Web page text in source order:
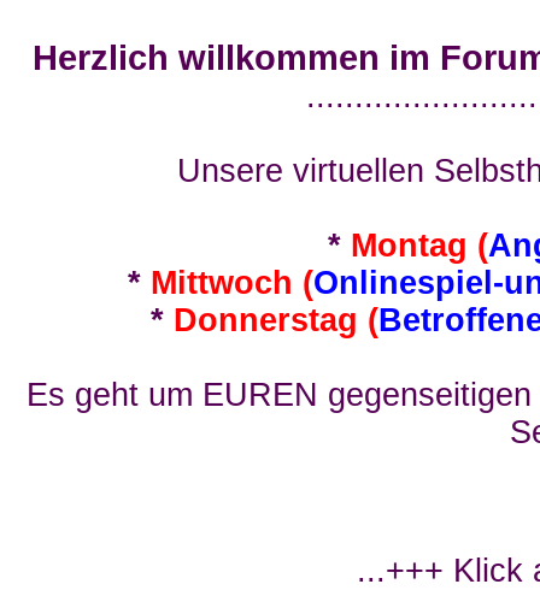
Herzlich willkommen im
Unsere virtuellen
* Montag (
* Mittwoch (Onlinespiel-
* Donnerstag (
Es geht um EUREN
...+++ Klick